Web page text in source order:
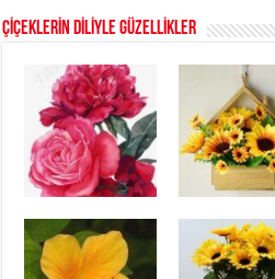
ÇİÇEKLERİN DİLİYLE GÜZELLİKLER